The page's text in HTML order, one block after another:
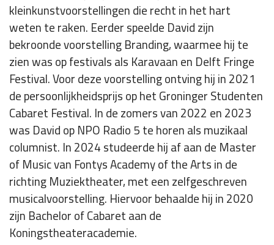
kleinkunstvoorstellingen die recht in het hart
weten te raken. Eerder speelde David zijn
bekroonde voorstelling Branding, waarmee hij te
zien was op festivals als Karavaan en Delft Fringe
Festival. Voor deze voorstelling ontving hij in 2021
de persoonlijkheidsprijs op het Groninger Studenten
Cabaret Festival. In de zomers van 2022 en 2023
was David op NPO Radio 5 te horen als muzikaal
columnist. In 2024 studeerde hij af aan de Master
of Music van Fontys Academy of the Arts in de
richting Muziektheater, met een zelfgeschreven
musicalvoorstelling. Hiervoor behaalde hij in 2020
zijn Bachelor of Cabaret aan de
Koningstheateracademie.